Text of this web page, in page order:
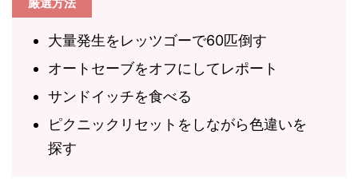
大量発生をレッツゴーで60匹倒す
オートセーブをオフにしてレポート
サンドイッチを食べる
ピクニックリセットをしながら色違いを
探す